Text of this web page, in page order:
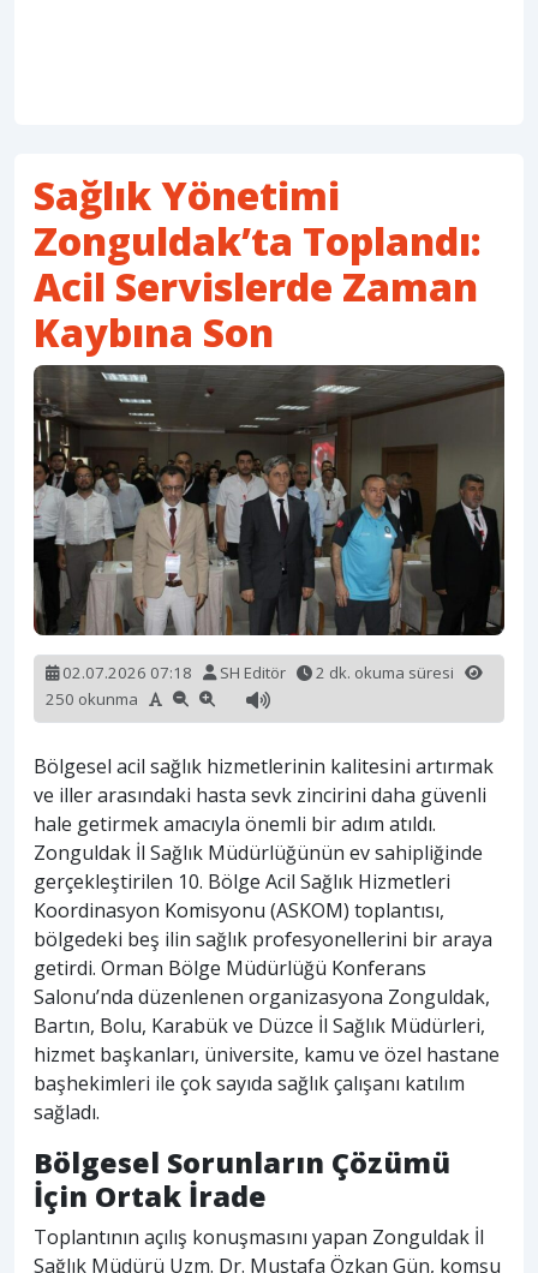
Sağlık Yönetimi
Zonguldak’ta Toplandı:
Acil Servislerde Zaman
Kaybına Son
02.07.2026 07:18 SH Editör
2 dk. okuma süresi
250 okunma
Bölgesel acil sağlık hizmetlerinin kalitesini artırmak
ve iller arasındaki hasta sevk zincirini daha güvenli
hale getirmek amacıyla önemli bir adım atıldı.
Zonguldak İl Sağlık Müdürlüğünün ev sahipliğinde
gerçekleştirilen 10. Bölge Acil Sağlık Hizmetleri
Koordinasyon Komisyonu (ASKOM) toplantısı,
bölgedeki beş ilin sağlık profesyonellerini bir araya
getirdi. Orman Bölge Müdürlüğü Konferans
Salonu’nda düzenlenen organizasyona Zonguldak,
Bartın, Bolu, Karabük ve Düzce İl Sağlık Müdürleri,
hizmet başkanları, üniversite, kamu ve özel hastane
başhekimleri ile çok sayıda sağlık çalışanı katılım
sağladı.
Bölgesel Sorunların Çözümü
İçin Ortak İrade
Toplantının açılış konuşmasını yapan Zonguldak İl
Sağlık Müdürü Uzm. Dr. Mustafa Özkan Gün, komşu